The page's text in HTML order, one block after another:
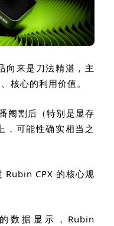
向来是刀法精湛，主
核心的利用价值。
阉割后（特别是显存
，可能性确实相当之
Rubin CPX 的核心规
数据显示， Rubin